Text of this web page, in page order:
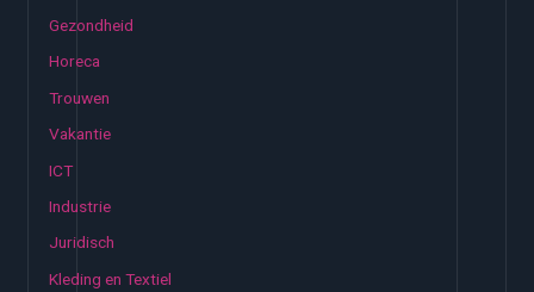
Gezondheid
Horeca
Trouwen
Vakantie
ICT
Industrie
Juridisch
Kleding en Textiel